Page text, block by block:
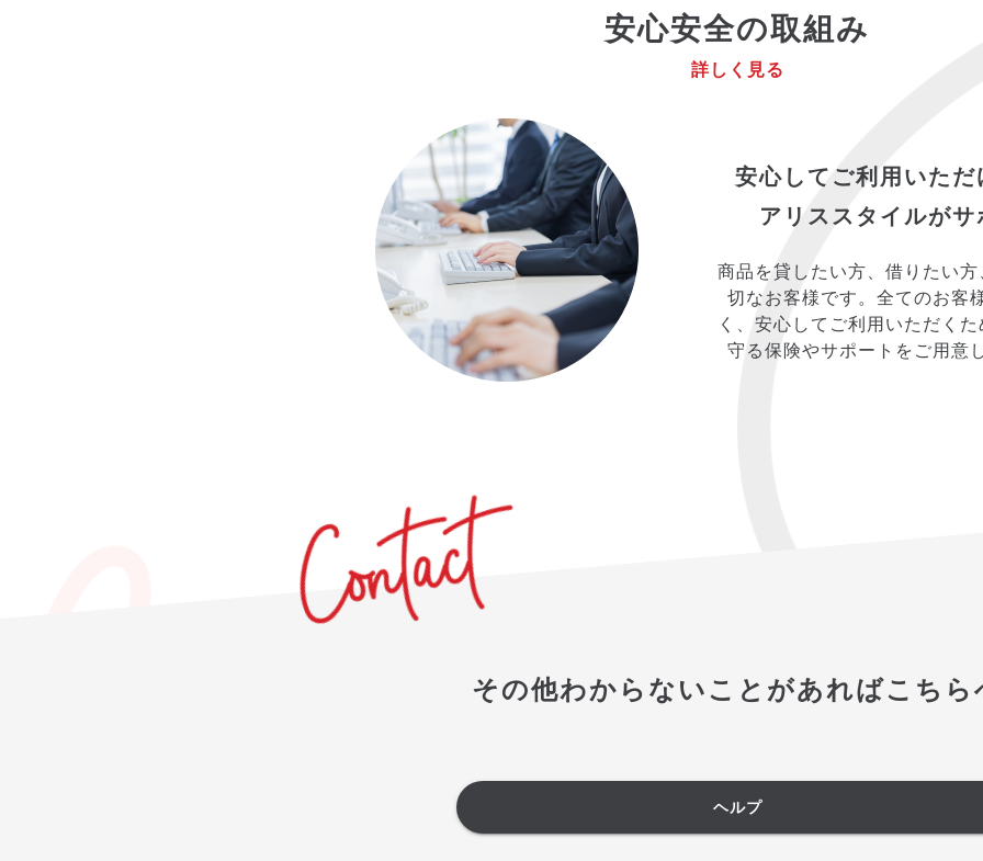
安心安全の取組み
詳しく見る
安心してご利用いた
アリススタイルが
商品を貸したい方、借りたい
切なお客様です。全てのお客
く、安心してご利用いただく
守る保険やサポートをご用意
その他わからないことがあればこちら
ヘルプ